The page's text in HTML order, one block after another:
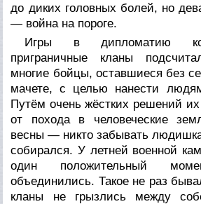
до диких головных болей, но
— война на пороге.
Игры в дипломатию
приграничные кланы
многие бойцы, оставшиеся без
мачете, с целью нанести
Путём очень жёстких решений
от похода в человеческие
весны — никто забывать
собирался. У летней военной
один положительный
объединились. Такое не раз
кланы не грызлись между